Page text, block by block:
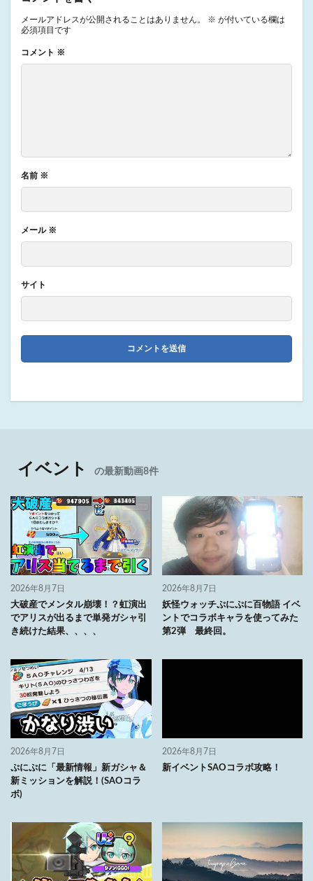
メールアドレスが公開されることはありません。 ※ が付いている欄は
必須項目です
コメント ※
名前 ※
メール ※
サイト
イベント の最新動画8件
2026年8月7日
大破産でメンタル崩壊！？虹演出
でアリスが出るまで単発ガシャ引
き続けた結果、、、、
2026年8月7日
妖怪ウォッチぷにぷに百物語 イベ
ントでコラボキャラを使ってみた
第2弾 最終回。
2026年8月7日
ぷにぷに「最新情報」新ガシャ＆
新ミッションを解説！(SAOコラ
ボ)
2026年8月7日
新イベントSAOコラボ攻略！